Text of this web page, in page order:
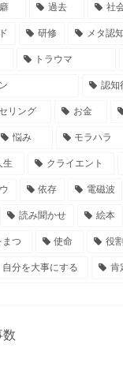
過去 社
研修 メタ認知
トラウマ
認知
リング お金
悩み モラハラ
生 クライエント
依存 電磁波
読み聞かせ 絵本
まつ 使命 役
自分を大事にする 肯
数